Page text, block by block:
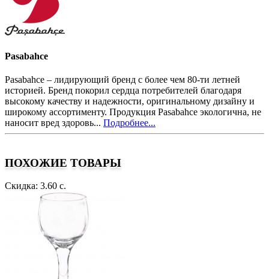
Pasabahce
Pasabahce – лидирующий бренд с более чем 80-ти летней
историей. Бренд покорил сердца потребителей благодаря
высокому качеству и надежности, оригинальному дизайну и
широкому ассортименту. Продукция Pasabahce экологична, не
наносит вред здоровь... Подробнее...
ПОХОЖИЕ ТОВАРЫ
Скидка: 3.60 с.